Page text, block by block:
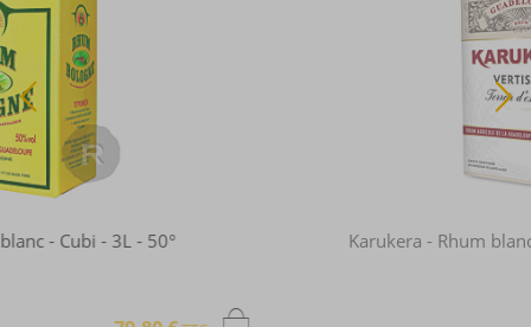
Karukera - Rhum blanc - Vertisols - Cubi - 3L - 50°